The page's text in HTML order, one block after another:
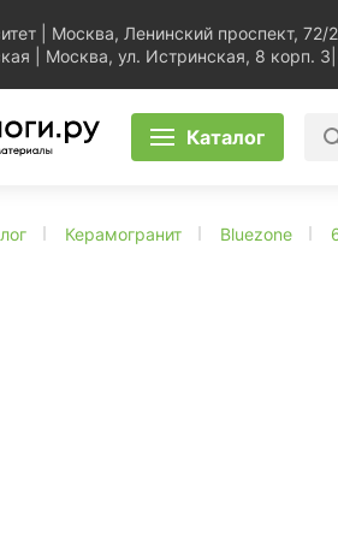
| Москва, Ленинский проспект, 72/2
| Москва, ул. Истринская, 8 корп. 3
Каталог
Керамогранит Bluezone